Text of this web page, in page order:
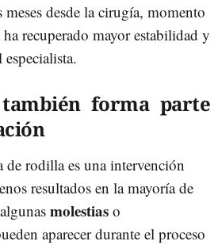
desde la cirugía, momento
recuperado mayor estabilidad y
forma parte
de rodilla es una intervención
resultados en la mayoría de
molestias o
aparecer durante el proceso